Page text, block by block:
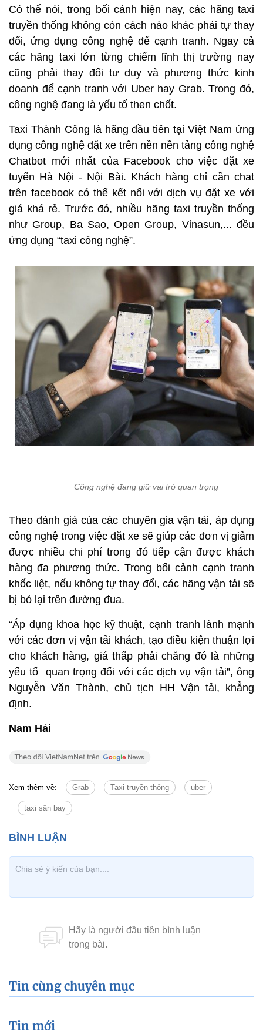
Có thể nói, trong bối cảnh hiện nay, các hãng taxi
truyền thống không còn cách nào khác phải tự thay
đổi, ứng dụng công nghệ để cạnh tranh. Ngay cả
các hãng taxi lớn từng chiếm lĩnh thị trường nay
cũng phải thay đổi tư duy và phương thức kinh
doanh để cạnh tranh với Uber hay Grab. Trong đó,
công nghệ đang là yếu tố then chốt.
Taxi Thành Công là hãng đầu tiên tại Việt Nam ứng
dụng công nghệ đặt xe trên nền nền tảng công nghệ
Chatbot mới nhất của Facebook cho việc đặt xe
tuyến Hà Nội - Nội Bài. Khách hàng chỉ cần chat
trên facebook có thể kết nối với dịch vụ đặt xe với
giá khá rẻ. Trước đó, nhiều hãng taxi truyền thống
như Group, Ba Sao, Open Group, Vinasun,... đều
ứng dụng “taxi công nghệ”.
Công nghệ đang giữ vai trò quan trọng
Theo đánh giá của các chuyên gia vận tải, áp dụng
công nghệ trong việc đặt xe sẽ giúp các đơn vị giảm
được nhiều chi phí trong đó tiếp cận được khách
hàng đa phương thức. Trong bối cảnh cạnh tranh
khốc liệt, nếu không tự thay đổi, các hãng vận tải sẽ
bị bỏ lại trên đường đua.
“Áp dụng khoa học kỹ thuật, cạnh tranh lành mạnh
với các đơn vị vận tải khách, tạo điều kiện thuận lợi
cho khách hàng, giá thấp phải chăng đó là những
yếu tố quan trọng đối với các dịch vụ vận tải”, ông
Nguyễn Văn Thành, chủ tịch HH Vận tải, khẳng
định.
Nam Hải
Xem thêm về: Grab Taxi truyền thống uber
taxi sân bay
Tin cùng chuyên mục
Tin mới